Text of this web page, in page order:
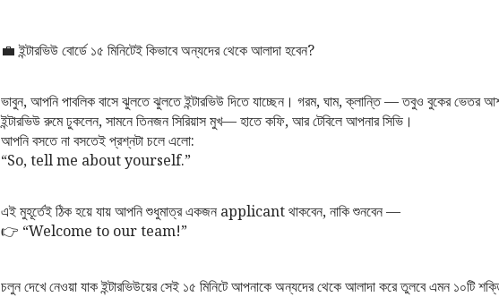
💼 ইন্টারভিউ বোর্ডে ১৫ মিনিটেই কিভাবে অন্যদের থেকে আলাদা হবেন?
ভাবুন, আপনি পাবলিক বাসে ঝুলতে ঝুলতে ইন্টারভিউ দিতে যাচ্ছেন। গরম, ঘাম, ক্লান্তি — তবুও বুকের ভেতর
ইন্টারভিউ রুমে ঢুকলেন, সামনে তিনজন সিরিয়াস মুখ— হাতে কফি, আর টেবিলে আপনার সিভি।
আপনি বসতে না বসতেই প্রশ্নটা চলে এলো:
“So, tell me about yourself.”
এই মুহূর্তেই ঠিক হয়ে যায় আপনি শুধুমাত্র একজন applicant থাকবেন, নাকি শুনবেন —
👉 “Welcome to our team!”
চলুন দেখে নেওয়া যাক ইন্টারভিউয়ের সেই ১৫ মিনিটে আপনাকে অন্যদের থেকে আলাদা করে তুলবে এমন ১০টি